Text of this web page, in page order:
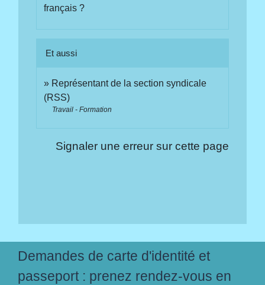
français ?
Et aussi
Représentant de la section syndicale
(RSS)
Travail - Formation
Signaler une erreur sur cette page
Demandes de carte d'identité et
passeport : prenez rendez-vous en